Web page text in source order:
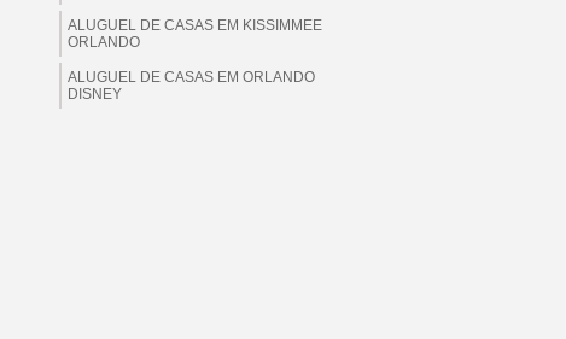
ALUGUEL DE CASAS EM KISSIMMEE
ORLANDO
ALUGUEL DE CASAS EM ORLANDO
DISNEY